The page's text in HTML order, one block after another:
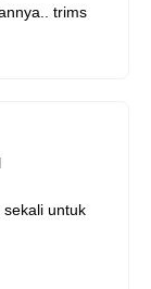
trims
untuk